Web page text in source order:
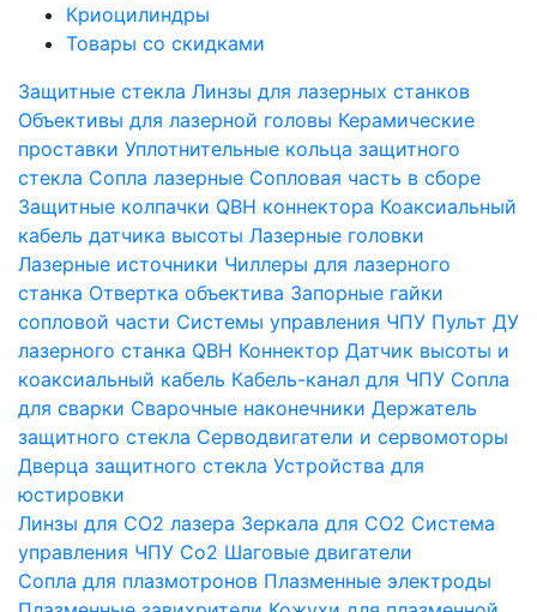
Криоцилиндры
Товары со скидками
Защитные стекла Линзы для лазерных станков
Объективы для лазерной головы Керамические
проставки Уплотнительные кольца защитного
стекла Сопла лазерные Сопловая часть в сборе
Защитные колпачки QBH коннектора Коаксиальный
кабель датчика высоты Лазерные головки
Лазерные источники Чиллеры для лазерного
станка Отвертка объектива Запорные гайки
сопловой части Системы управления ЧПУ Пульт ДУ
лазерного станка QBH Коннектор Датчик высоты и
коаксиальный кабель Кабель-канал для ЧПУ Сопла
для сварки Сварочные наконечники Держатель
защитного стекла Серводвигатели и сервомоторы
Дверца защитного стекла Устройства для
юстировки
Линзы для СО2 лазера Зеркала для СО2 Система
управления ЧПУ Co2 Шаговые двигатели
Сопла для плазмотронов Плазменные электроды